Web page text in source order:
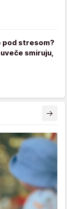
pod stresom?
smiruju,